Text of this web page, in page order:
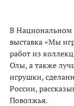
В Национальном
выставка «Мы
работ из
Олы, а также
игрушки,
России,
Поволжья.